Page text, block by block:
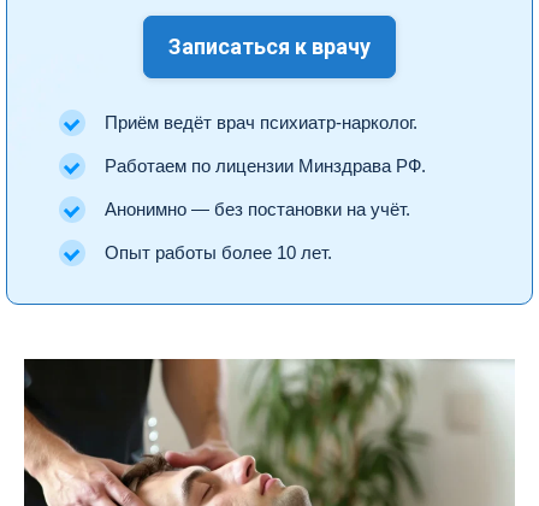
Записаться к врачу
Приём ведёт врач психиатр-нарколог.
Работаем по лицензии Минздрава РФ.
Анонимно — без постановки на учёт.
Опыт работы более 10 лет.